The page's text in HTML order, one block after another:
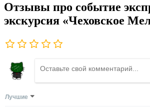
Отзывы про событие
экскурсия «Чеховское
Лучшие